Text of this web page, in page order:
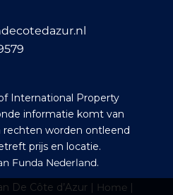
International Property
informatie komt van
rechten worden ontleend
prijs en locatie.
Funda Nederland.
De Côte d’Azur | Home|